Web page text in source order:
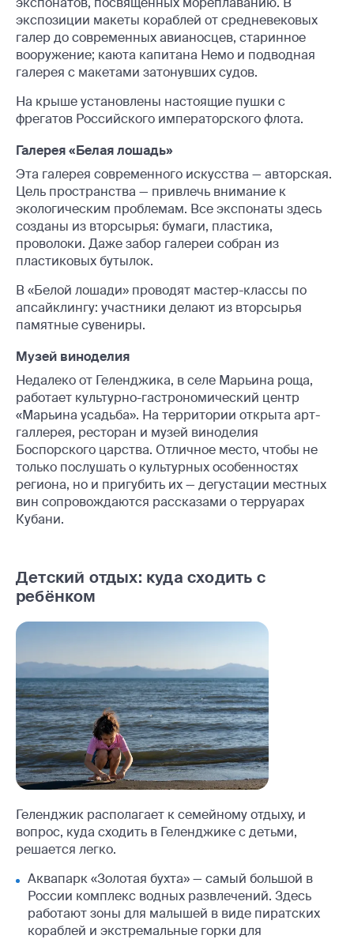
экспозиции макеты кораблей от средневековых
галер до современных авианосцев, старинное
вооружение; каюта капитана Немо и подводная
галерея с макетами затонувших судов.
На крыше установлены настоящие пушки с
фрегатов Российского императорского флота.
Галерея «Белая лошадь»
Эта галерея современного искусства — авторская.
Цель пространства — привлечь внимание к
экологическим проблемам. Все экспонаты здесь
созданы из вторсырья: бумаги, пластика,
проволоки. Даже забор галереи собран из
пластиковых бутылок.
В «Белой лошади» проводят мастер-классы по
апсайклингу: участники делают из вторсырья
памятные сувениры.
Музей виноделия
Недалеко от Геленджика, в селе Марьина роща,
работает культурно-гастрономический центр
«Марьина усадьба». На территории открыта арт-
галлерея, ресторан и музей виноделия
Боспорского царства. Отличное место, чтобы не
только послушать о культурных особенностях
региона, но и пригубить их — дегустации местных
вин сопровождаются рассказами о терруарах
Кубани.
Детский отдых: куда сходить с
ребёнком
Геленджик располагает к семейному отдыху, и
вопрос, куда сходить в Геленджике с детьми,
решается легко.
Аквапарк «Золотая бухта» — самый большой в
России комплекс водных развлечений. Здесь
работают зоны для малышей в виде пиратских
кораблей и экстремальные горки для